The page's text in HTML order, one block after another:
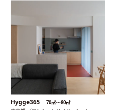
Hygge365 70㎡〜80㎡